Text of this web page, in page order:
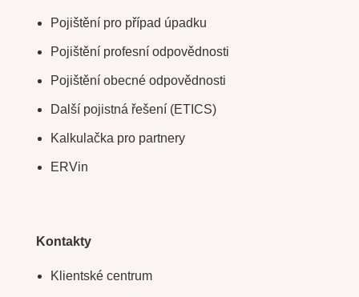
Pojištění pro případ úpadku
Pojištění profesní odpovědnosti
Pojištění obecné odpovědnosti
Další pojistná řešení (ETICS)
Kalkulačka pro partnery
ERVin
Kontakty
Klientské centrum